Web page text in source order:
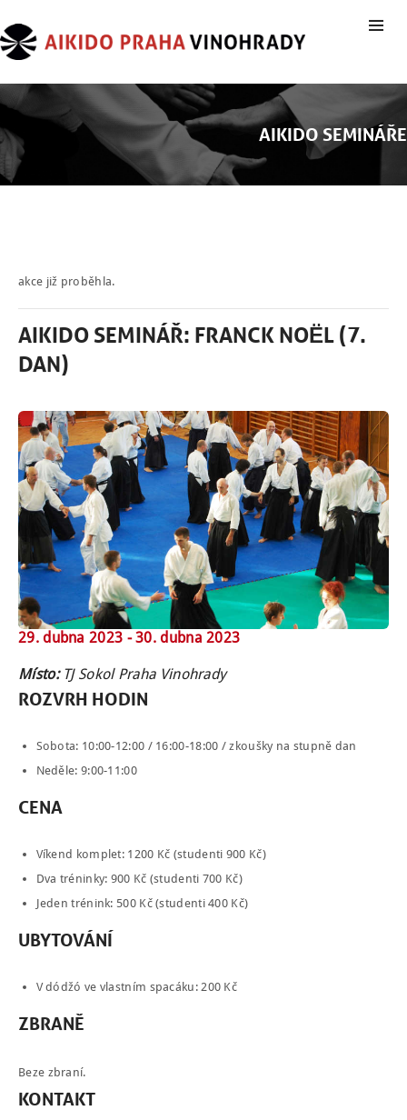
AIKIDO SEMINÁŘE
PRO FIRMY
O NÁS
NÁŠ BLOG
akce již proběhla.
AIKIDO SEMINÁŘ: FRANCK NOËL (7.
DAN)
29. dubna 2023 -30. dubna 2023
Místo: TJ Sokol Praha Vinohrady
ROZVRH HODIN
Sobota: 10:00-12:00 / 16:00-18:00 / zkoušky na stupně dan
Neděle: 9:00-11:00
CENA
Víkend komplet: 1200 Kč (studenti 900 Kč)
Dva tréninky: 900 Kč (studenti 700 Kč)
Jeden trénink: 500 Kč (studenti 400 Kč)
UBYTOVÁNÍ
V dódžó ve vlastním spacáku: 200 Kč
ZBRANĚ
Beze zbraní.
KONTAKT